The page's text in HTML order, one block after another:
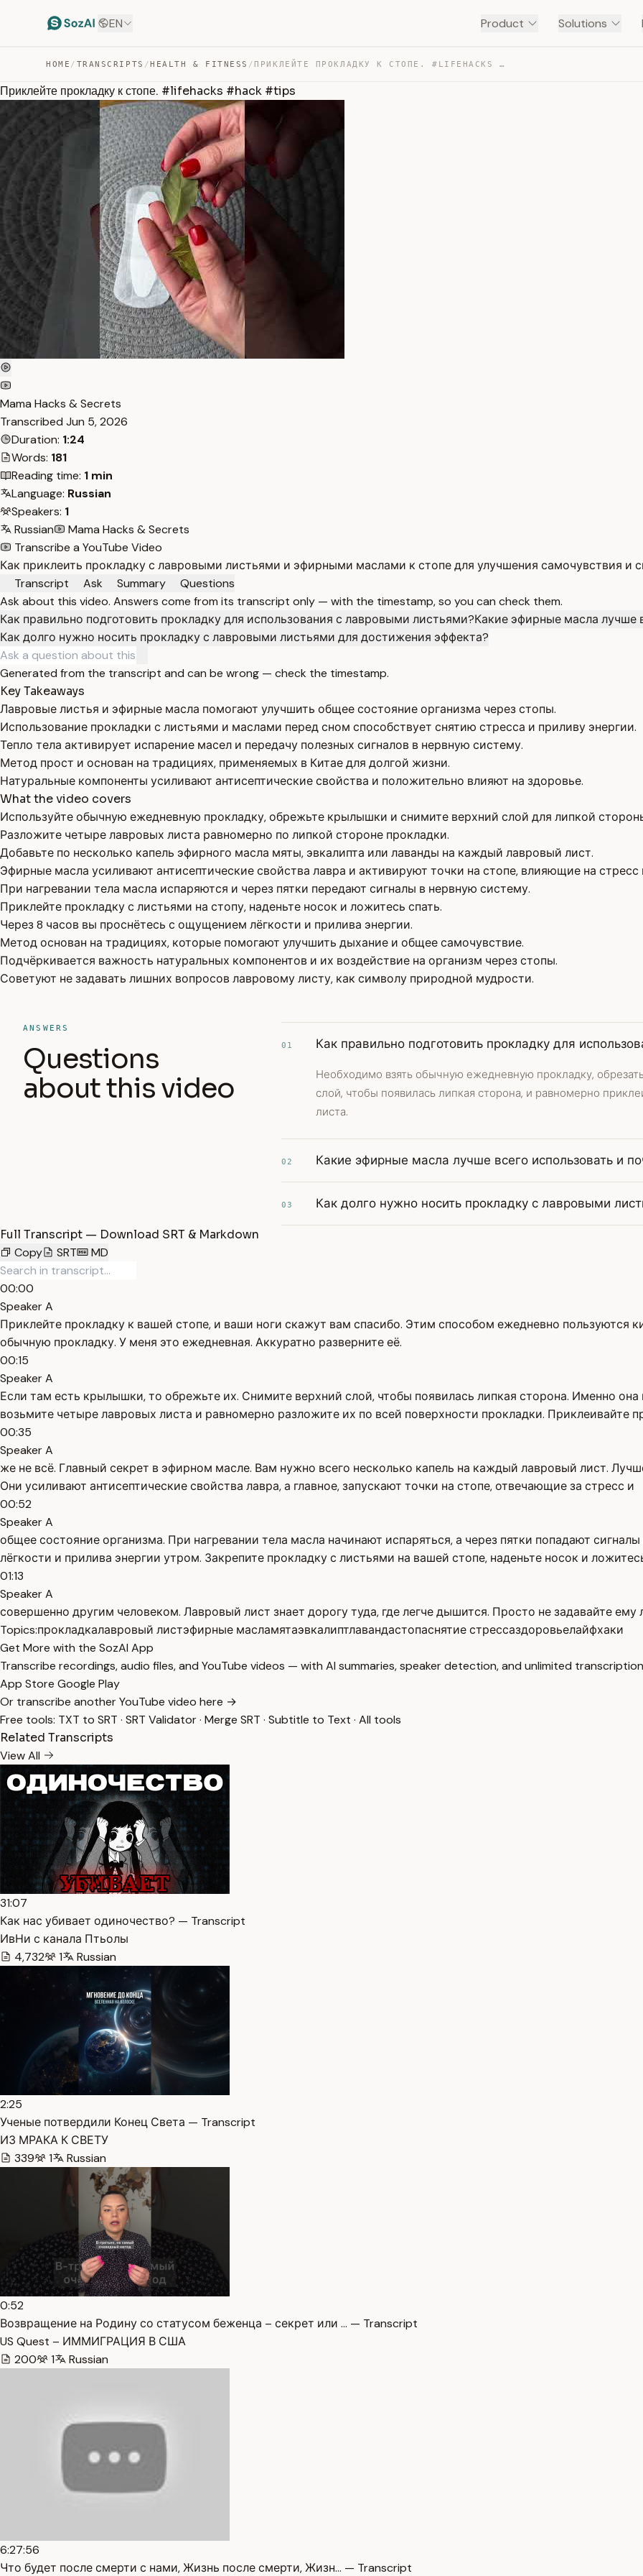
EN Product Solutions
HOME / TRANSCRIPTS /HEALTH & FITNESS / ПРИКЛЕЙТЕ ПРОКЛАДКУ К СТОПЕ. #LIFEHACKS #HACK #TIPS — TRANSCRIPT
Приклейте прокладку к стопе. #lifehacks #hack #tips
Mama Hacks & Secrets
Transcribed Jun 5, 2026
Duration: 1:24
Words: 181
Reading time: 1 min
Language: Russian
Speakers: 1
Russian
Mama Hacks & Secrets
Transcribe a YouTube Video
Как приклеить прокладку с лавровыми листьями и эфирными маслами к стопе для улучшения самочувствия и
Transcript
Ask Summary
Questions
Ask about this video. Answers come from its transcript only — with the timestamp, so you can check them.
Как правильно подготовить прокладку для использования с лавровыми листьями?Какие эфирные масла лучше
Как долго нужно носить прокладку с лавровыми листьями для достижения эффекта?
Generated from the transcript and can be wrong — check the timestamp.
Key Takeaways
Лавровые листья и эфирные масла помогают улучшить общее состояние организма через стопы.
Использование прокладки с листьями и маслами перед сном способствует снятию стресса и приливу энергии.
Тепло тела активирует испарение масел и передачу полезных сигналов в нервную систему.
Метод прост и основан на традициях, применяемых в Китае для долгой жизни.
Натуральные компоненты усиливают антисептические свойства и положительно влияют на здоровье.
What the video covers
Используйте обычную ежедневную прокладку, обрежьте крылышки и снимите верхний слой для липкой
Разложите четыре лавровых листа равномерно по липкой стороне прокладки.
Добавьте по несколько капель эфирного масла мяты, эвкалипта или лаванды на каждый лавровый лист.
Эфирные масла усиливают антисептические свойства лавра и активируют точки на стопе, влияющие на
При нагревании тела масла испаряются и через пятки передают сигналы в нервную систему.
Приклейте прокладку с листьями на стопу, наденьте носок и ложитесь спать.
Через 8 часов вы проснётесь с ощущением лёгкости и прилива энергии.
Метод основан на традициях, которые помогают улучшить дыхание и общее самочувствие.
Подчёркивается важность натуральных компонентов и их воздействие на организм через стопы.
Советуют не задавать лишних вопросов лавровому листу, как символу природной мудрости.
ANSWERS
Questions
about this video
01 Как правильно подготовить прокладку для
Необходимо взять обычную ежедневную прокладку,
слой, чтобы появилась липкая сторона, и равномерно
листа.
02 Какие эфирные масла лучше всего использовать и
03 Как долго нужно носить прокладку с лавровыми
Full Transcript — Download SRT & Markdown
Copy
SRT MD
00:00
Speaker A
Приклейте прокладку к вашей стопе, и ваши ноги скажут вам спасибо. Этим способом ежедневно пользуются
обычную прокладку. У меня это ежедневная. Аккуратно разверните её.
00:15
Speaker A
Если там есть крылышки, то обрежьте их. Снимите верхний слой, чтобы появилась липкая сторона. Именно
возьмите четыре лавровых листа и равномерно разложите их по всей поверхности прокладки. Приклеивайте
00:35
Speaker A
же не всё. Главный секрет в эфирном масле. Вам нужно всего несколько капель на каждый лавровый лист.
Они усиливают антисептические свойства лавра, а главное, запускают точки на стопе, отвечающие за стресс и
00:52
Speaker A
общее состояние организма. При нагревании тела масла начинают испаряться, а через пятки попадают
лёгкости и прилива энергии утром. Закрепите прокладку с листьями на вашей стопе, наденьте носок и
01:13
Speaker A
совершенно другим человеком. Лавровый лист знает дорогу туда, где легче дышится. Просто не задавайте
Topics:прокладкалавровый листэфирные масламятаэвкалиптлавандастопаснятие стрессаздоровьелайфхаки
Get More with the SozAI App
Transcribe recordings, audio files, and YouTube videos — with AI summaries, speaker detection, and unlimited
App Store Google Play
Or transcribe another YouTube video here →
Free tools: TXT to SRT · SRT Validator· Merge SRT · Subtitle to Text · All tools
Related Transcripts
View All
31:07
Как нас убивает одиночество? — Transcript
ИвНи с канала Птьолы
4,732
1 Russian
2:25
Ученые потвердили Конец Света — Transcript
ИЗ МРАКА К СВЕТУ
339
1 Russian
0:52
Возвращение на Родину со статусом беженца – секрет или … — Transcript
US Quest – ИММИГРАЦИЯ В США
200
1 Russian
6:27:56
Что будет после смерти с нами, Жизнь после смерти, Жизн… — Transcript